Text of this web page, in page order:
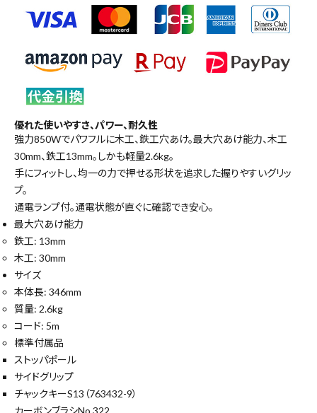
優れた使いやすさ、パワー、耐久性
強力850Wでパワフルに木工、鉄工穴あけ。最大穴あけ能力、木工
30mm、鉄工13mm。しかも軽量2.6kg。
手にフィットし、均一の力で押せる形状を追求した握りやすいグリッ
プ。
通電ランプ付。通電状態が直ぐに確認でき安心。
最大穴あけ能力
鉄工: 13mm
木工: 30mm
サイズ
本体長: 346mm
質量: 2.6kg
コード: 5m
標準付属品
ストッパポール
サイドグリップ
チャックキーS13（763432-9）
カーボンブラシNo.322